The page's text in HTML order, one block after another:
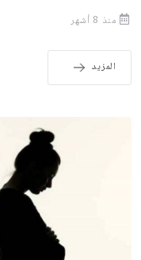
منذ 8 أشهر
المزيد